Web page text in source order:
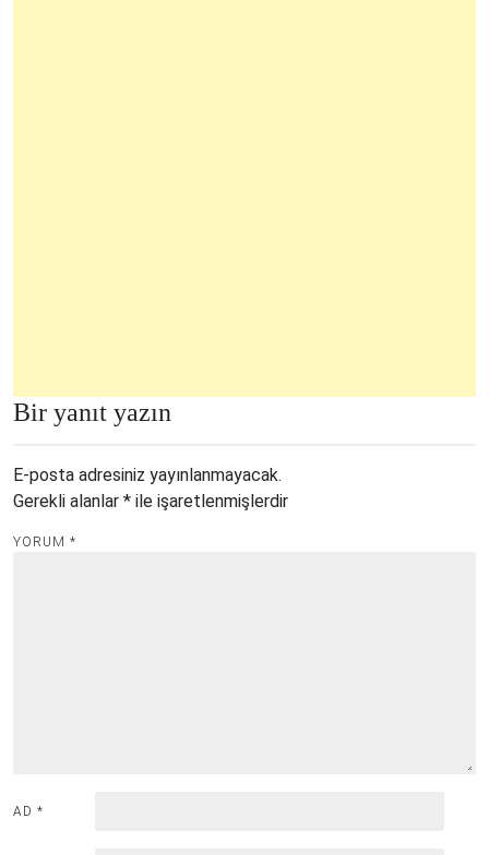
Bir yanıt yazın
E-posta adresiniz yayınlanmayacak.
Gerekli alanlar * ile işaretlenmişlerdir
YORUM *
AD *